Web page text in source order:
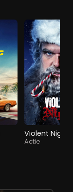
Violent Night
Actie